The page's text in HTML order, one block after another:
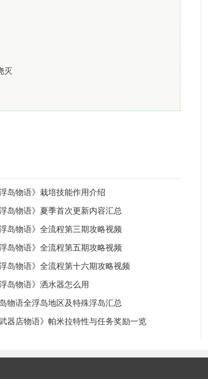
灭
浮岛物语》栽培技能作用介绍
浮岛物语》夏季首次更新内容汇总
浮岛物语》全流程第三期攻略视频
浮岛物语》全流程第五期攻略视频
浮岛物语》全流程第十六期攻略视频
浮岛物语》洒水器怎么用
物语全浮岛地区及特殊浮岛汇总
武器店物语》帕米拉特性与任务奖励一览